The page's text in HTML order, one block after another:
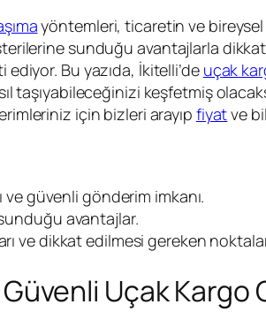
yöntemleri, ticaretin ve
sunduğu avantajlarla
Bu yazıda, İkitelli’de uçak
taşıyabileceğinizi keşfetmiş
için bizleri arayıp fiyatve
ve güvenli gönderim imkanı.
avantajlar.
ve dikkat edilmesi gereken
Güvenli Uçak